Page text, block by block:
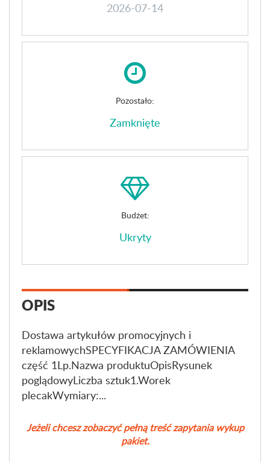
2026-07-14
Pozostało:
Zamknięte
Budżet:
Ukryty
OPIS
Dostawa artykułów promocyjnych i
reklamowychSPECYFIKACJA ZAMÓWIENIA
część 1Lp.Nazwa produktuOpisRysunek
poglądowyLiczba sztuk1.Worek
plecakWymiary:...
Jeżeli chcesz zobaczyć pełną treść zapytania wykup
pakiet.